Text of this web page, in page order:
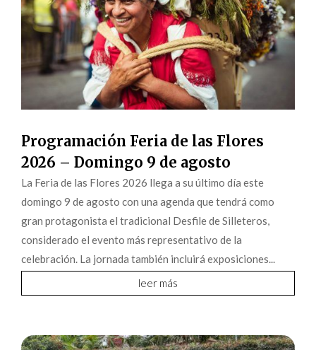
Programación Feria de las Flores
2026 – Domingo 9 de agosto
La Feria de las Flores 2026 llega a su último día este
domingo 9 de agosto con una agenda que tendrá como
gran protagonista el tradicional Desfile de Silleteros,
considerado el evento más representativo de la
celebración. La jornada también incluirá exposiciones...
leer más